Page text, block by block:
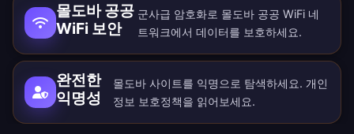
몰도바 공공
WiFi 보안
군사급 암호화로 몰도바 공공 WiFi 네
트워크에서 데이터를 보호하세요.
완전한
익명성
몰도바 사이트를 익명으로 탐색하세요. 개인
정보 보호정책을 읽어보세요.